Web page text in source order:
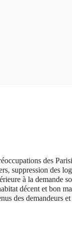
des
suppression des
à la demande
décent et bon
des demandeurs